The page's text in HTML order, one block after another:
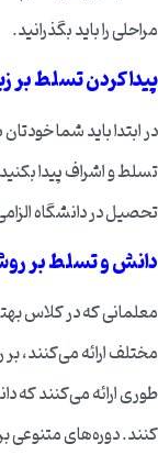
مراحلی را باید بگذرانید.
پیدا کردن تسلط بر
در ابتدا باید شما
تسلط و اشراف پیدا
تحصیل در دانشگاه
دانش و تسلط بر
معلمانی که در کلاس
مختلف ارائه می‌کنند،
طوری ارائه می‌کنند که
کنند. دوره‌های متنوعی